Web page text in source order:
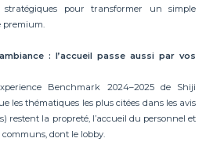
stratégiques pour transformer un simple
premium.
: l’accueil passe aussi par vos
Benchmark 2024–2025 de Shiji
les thématiques les plus citées dans les avis
restent la propreté, l’accueil du personnel et
communs, dont le lobby.